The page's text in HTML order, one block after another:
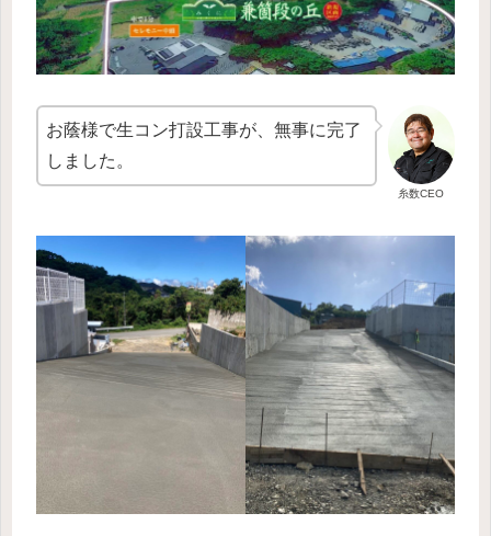
糸数CEO
お蔭様で生コン打設工事が、無事に完了
しました。